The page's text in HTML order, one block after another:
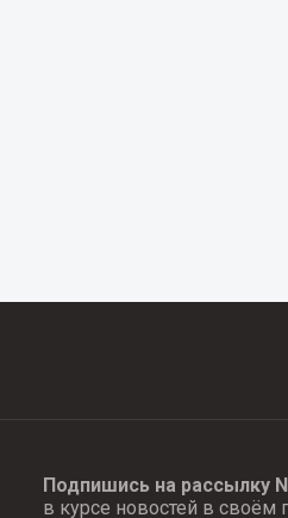
Подпишись на рассылку
в курсе новостей в своём